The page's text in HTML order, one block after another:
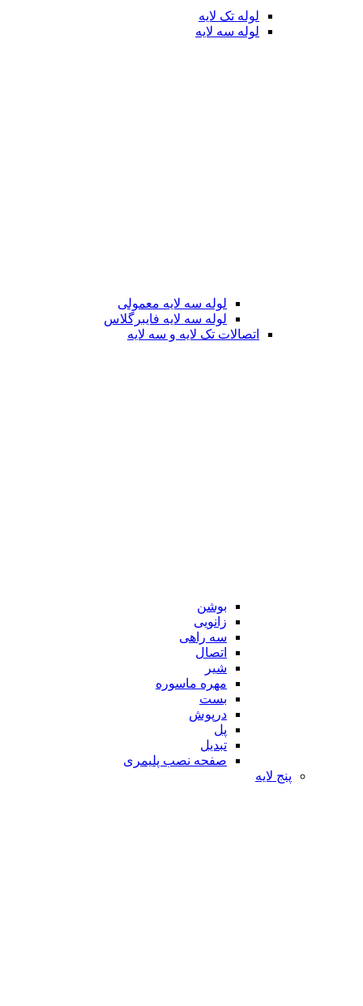
لوله تک لایه
لوله سه لایه
لوله سه لایه معمولی
لوله سه لایه فایبرگلاس
اتصالات تک لایه و سه لایه
بوشن
زانویی
سه راهی
اتصال
شیر
مهره ماسوره
بست
درپوش
پل
تبدیل
صفحه نصب پلیمری
پنج لایه